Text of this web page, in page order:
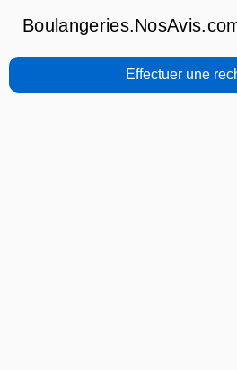
Effectuer une